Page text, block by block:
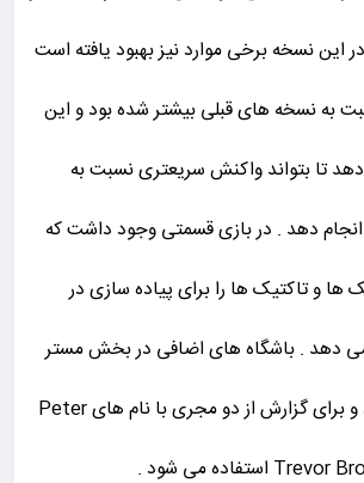
این نسخه برخی موارد نیز بهبود یافته است
به نسخه های قبلی بیشتر شده بود و این
دهد تا بتواند واکنش سریعتری نسبت به
انجام دهد . در بازی قسمتی وجود داشت که
ها و تاکتیک ها را برای پیاده سازی در
دهد . باشگاه های اضافی در بخش مستر
لیگ اضافه شده بود و برای گزارش از دو مجری با نام های Peter